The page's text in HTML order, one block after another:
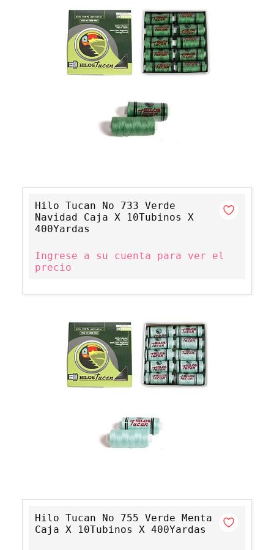
Hilo Tucan No 733 Verde
Navidad Caja X 10Tubinos X
400Yardas
Ingrese a su cuenta para ver el
precio
Hilo Tucan No 755 Verde Menta
Caja X 10Tubinos X 400Yardas